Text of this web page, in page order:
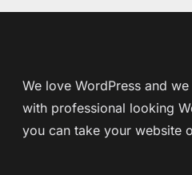
We love WordPress and
with professional looking
you can take your website